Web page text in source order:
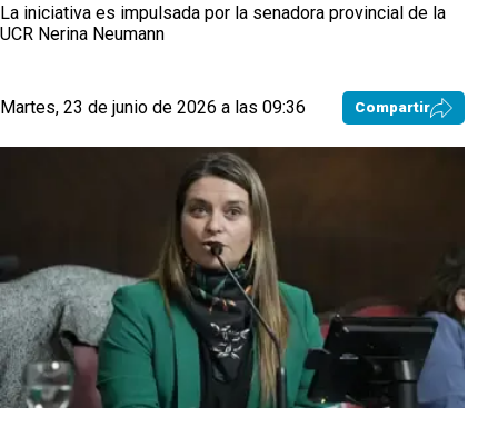
La iniciativa es impulsada por la senadora provincial de la
UCR Nerina Neumann
Martes, 23 de junio de 2026 a las 09:36 Compartir